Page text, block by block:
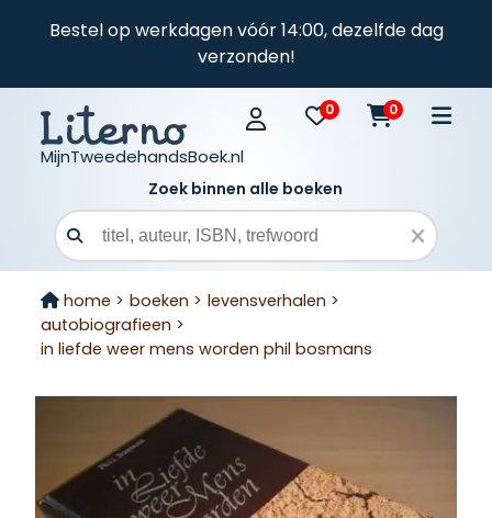
Bestel op werkdagen vóór 14:00, dezelfde dag
verzonden!
MijnTweedehandsBoek.nl
0 0
Zoek binnen alle boeken
Zoekveld
home > boeken > levensverhalen >
autobiografieen >
in liefde weer mens worden phil bosmans